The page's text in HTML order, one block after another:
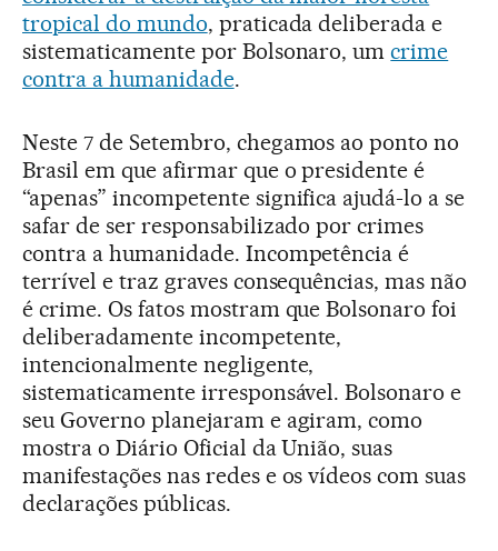
tropical do mundo, praticada deliberada e
sistematicamente por Bolsonaro, umcrime
contra a humanidade.
Neste 7 de Setembro, chegamos ao ponto no
Brasil em que afirmar que o presidente é
“apenas” incompetente significa ajudá-lo a se
safar de ser responsabilizado por crimes
contra a humanidade. Incompetência é
terrível e traz graves consequências, mas não
é crime. Os fatos mostram que Bolsonaro foi
deliberadamente incompetente,
intencionalmente negligente,
sistematicamente irresponsável. Bolsonaro e
seu Governo planejaram e agiram, como
mostra o Diário Oficial da União, suas
manifestações nas redes e os vídeos com suas
declarações públicas.